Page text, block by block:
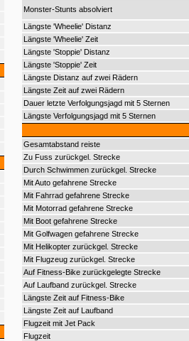
Monster-Stunts absolviert
Längste 'Wheelie' Distanz
Längste 'Wheelie' Zeit
Längste 'Stoppie' Distanz
Längste 'Stoppie' Zeit
Längste Distanz auf zwei Rädern
Längste Zeit auf zwei Rädern
Dauer letzte Verfolgungsjagd mit 5 Sternen
Längste Verfolgungsjagd mit 5 Sternen
Gesamtabstand reiste
Zu Fuss zurückgel. Strecke
Durch Schwimmen zurückgel. Strecke
Mit Auto gefahrene Strecke
Mit Fahrrad gefahrene Strecke
Mit Motorrad gefahrene Strecke
Mit Boot gefahrene Strecke
Mit Golfwagen gefahrene Strecke
Mit Helikopter zurückgel. Strecke
Mit Flugzeug zurückgel. Strecke
Auf Fitness-Bike zurückgelegte Strecke
Auf Laufband zurückgel. Strecke
Längste Zeit auf Fitness-Bike
Längste Zeit auf Laufband
Flugzeit mit Jet Pack
Flugzeit